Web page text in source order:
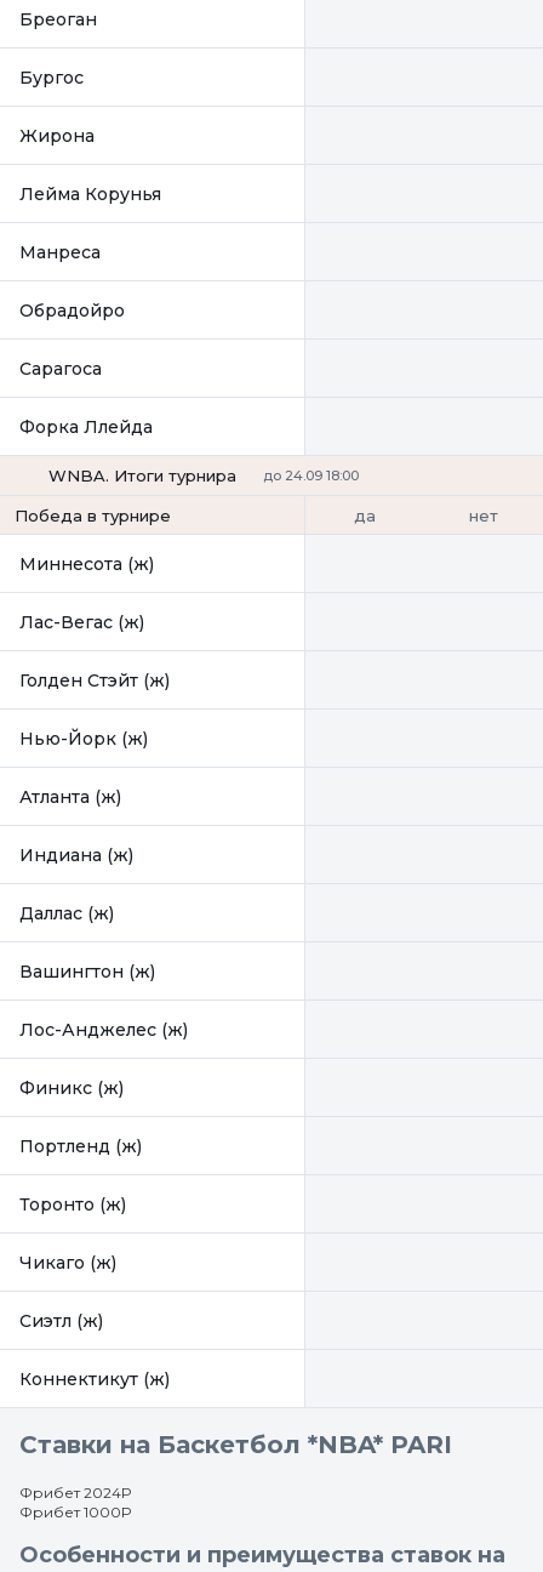
Бреоган
Бургос
Жирона
Лейма Корунья
Манреса
Обрадойро
Сарагоса
Форка Ллейда
WNBA. Итоги турнира до 24.09 18:00
Победа в турнире да нет
Миннесота (ж)
Лас-Вегас (ж)
Голден Стэйт (ж)
Нью-Йорк (ж)
Атланта (ж)
Индиана (ж)
Даллас (ж)
Вашингтон (ж)
Лос-Анджелес (ж)
Финикс (ж)
Портленд (ж)
Торонто (ж)
Чикаго (ж)
Сиэтл (ж)
Коннектикут (ж)
Ставки на Баскетбол *NBA* PARI
Фрибет 2024Р
Фрибет 1000Р
Особенности и преимущества ставок на